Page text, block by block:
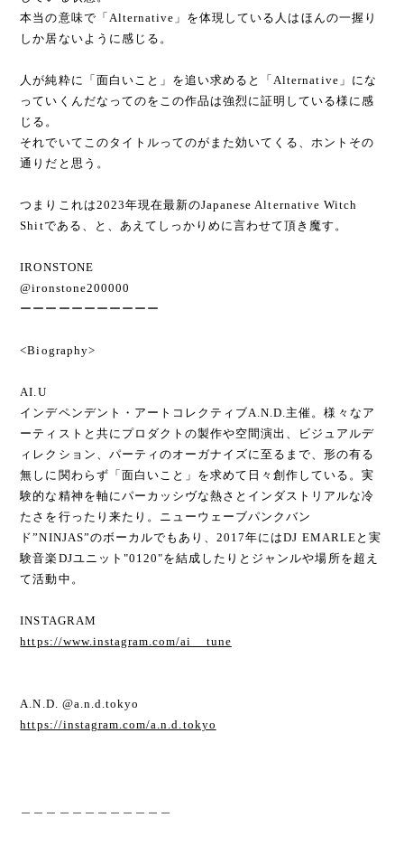
本当の意味で「Alternative」を体現している人はほんの一握り
しか居ないように感じる。
人が純粋に「面白いこと」を追い求めると「Alternative」にな
っていくんだなってのをこの作品は強烈に証明している様に感
じる。
それでいてこのタイトルってのがまた効いてくる、ホントその
通りだと思う。
つまりこれは2023年現在最新のJapanese Alternative Witch
Shitである、と、あえてしっかりめに言わせて頂き魔す。
IRONSTONE
@ironstone200000
ーーーーーーーーーーー
<Biography>
AI.U
インデペンデント・アートコレクティブA.N.D.主催。様々なア
ーティストと共にプロダクトの製作や空間演出、ビジュアルデ
ィレクション、パーティのオーガナイズに至るまで、形の有る
無しに関わらず「面白いこと」を求めて日々創作している。実
験的な精神を軸にパーカッシヴな熱さとインダストリアルな冷
たさを行ったり来たり。ニューウェーブパンクバン
ド”NINJAS”のボーカルでもあり、2017年にはDJ EMARLEと実
験音楽DJユニット"0120"を結成したりとジャンルや場所を超え
て活動中。
INSTAGRAM
https://www.instagram.com/ai__tune
A.N.D. @a.n.d.tokyo
https://instagram.com/a.n.d.tokyo